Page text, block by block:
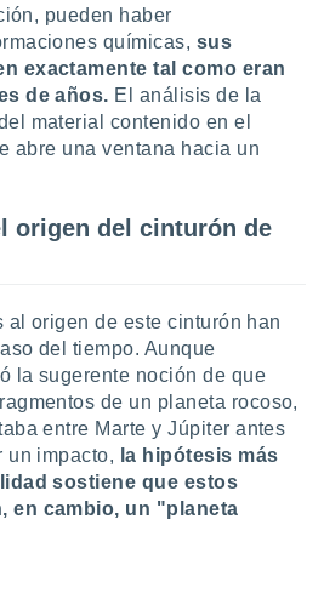
pueden haber
químicas, sus
exactamente tal como eran
de años. El análisis de la
material contenido en el
abre una ventana hacia un
origen del cinturón de
al origen de este cinturón han
del tiempo. Aunque
la sugerente noción de que
de un planeta rocoso,
entre Marte y Júpiter antes
un impacto, la hipótesis más
sostiene que estos
en cambio, un "planeta